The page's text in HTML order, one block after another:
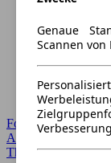
Forum Startseite
Alle Auto-Foren
Themen-Forum
Genaue
Scannen von